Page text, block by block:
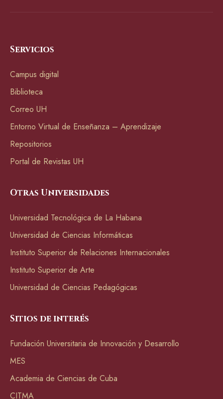
Servicios
Campus digital
Biblioteca
Correo UH
Entorno Virtual de Enseñanza – Aprendizaje
Repositorios
Portal de Revistas UH
Otras Universidades
Universidad Tecnológica de La Habana
Universidad de Ciencias Informáticas
Instituto Superior de Relaciones Internacionales
Instituto Superior de Arte
Universidad de Ciencias Pedagógicas
Sitios de interés
Fundación Universitaria de Innovación y Desarrollo
MES
Academia de Ciencias de Cuba
CITMA